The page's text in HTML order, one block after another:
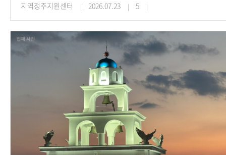
지역정주지원센터 2026.07.23 5